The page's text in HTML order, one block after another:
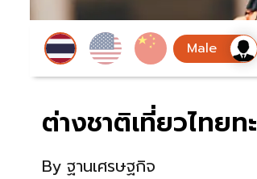
ต่างชาติเที่ยวไทย
By ฐานเศรษฐกิจ